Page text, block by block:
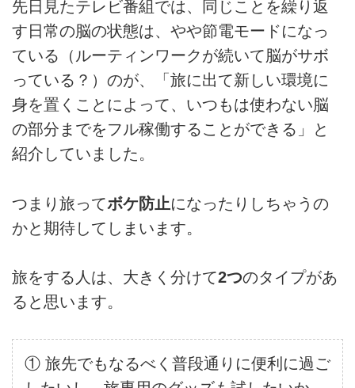
先日見たテレビ番組では、同じことを繰り返
す日常の脳の状態は、やや節電モードになっ
ている（ルーティンワークが続いて脳がサボ
っている？）のが、「旅に出て新しい環境に
身を置くことによって、いつもは使わない脳
の部分までをフル稼働することができる」と
紹介していました。
つまり旅ってボケ防止になったりしちゃうの
かと期待してしまいます。
旅をする人は、大きく分けて2つのタイプがあ
ると思います。
① 旅先でもなるべく普段通りに便利に過ご